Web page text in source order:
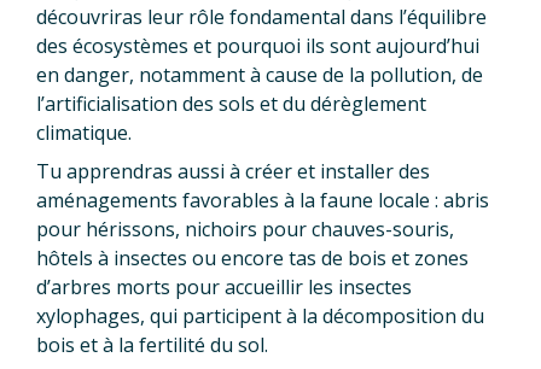
découvriras leur rôle fondamental dans l’équilibre
des écosystèmes et pourquoi ils sont aujourd’hui
en danger, notamment à cause de la pollution, de
l’artificialisation des sols et du dérèglement
climatique.
Tu apprendras aussi à créer et installer des
aménagements favorables à la faune locale : abris
pour hérissons, nichoirs pour chauves-souris,
hôtels à insectes ou encore tas de bois et zones
d’arbres morts pour accueillir les insectes
xylophages, qui participent à la décomposition du
bois et à la fertilité du sol.